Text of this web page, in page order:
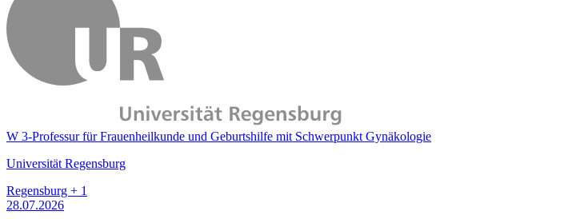
W 3-Professur für Frauenheilkunde und Geburtshilfe mit Schwerpunkt Gynäkologie
Universität Regensburg
Regensburg + 1
28.07.2026